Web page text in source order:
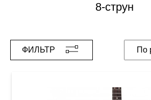
8-струн
ФИЛЬТР